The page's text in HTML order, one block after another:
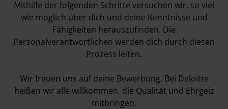
Mithilfe der folgenden Schritte versuchen wir, so viel
wie möglich über dich und deine Kenntnisse und
Fähigkeiten herauszufinden. Die
Personalverantwortlichen werden dich durch diesen
Prozess leiten.
Wir freuen uns auf deine Bewerbung. Bei Deloitte
heißen wir alle willkommen, die Qualität und Ehrgeiz
mitbringen.